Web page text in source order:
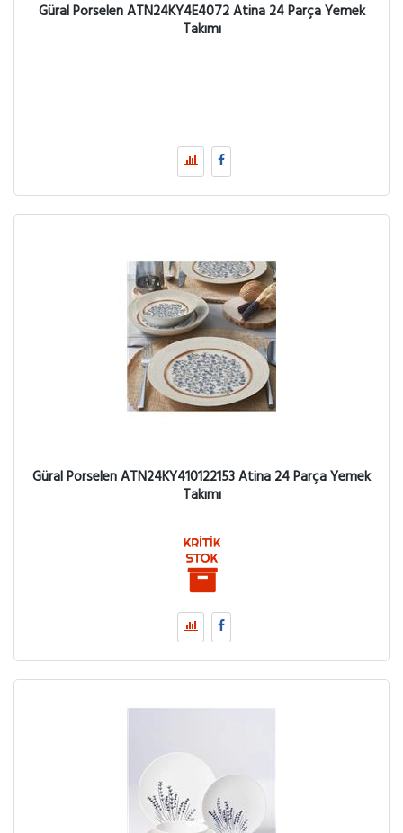
Güral Porselen ATN24KY4E4072 Atina 24 Parça Yemek
Takımı
Güral Porselen ATN24KY410122153 Atina 24 Parça Yemek
Takımı